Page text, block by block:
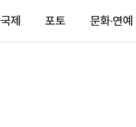
국제 포토 문화·연예